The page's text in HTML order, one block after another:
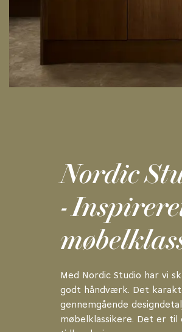
Nordic
-
Med Nordic Studio har vi
godt håndværk. Det
gennemgående
møbelklassikere. Det er